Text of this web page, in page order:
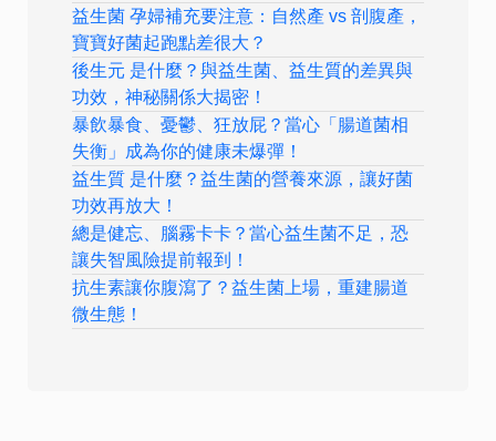
益生菌 孕婦補充要注意：自然產 vs 剖腹產，
寶寶好菌起跑點差很大？
後生元 是什麼？與益生菌、益生質的差異與
功效，神秘關係大揭密！
暴飲暴食、憂鬱、狂放屁？當心「腸道菌相
失衡」成為你的健康未爆彈！
益生質 是什麼？益生菌的營養來源，讓好菌
功效再放大！
總是健忘、腦霧卡卡？當心益生菌不足，恐
讓失智風險提前報到！
抗生素讓你腹瀉了？益生菌上場，重建腸道
微生態！